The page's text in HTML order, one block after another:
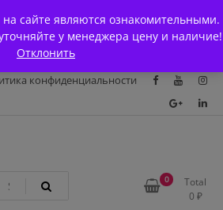
сайте являются ознакомительными.
у менеджера цену и наличие!
Отклонить
Магазин О Компании
Каталоги
Доставка и оплата
конфиденциальности
вилочых
0
Total
0 ₽